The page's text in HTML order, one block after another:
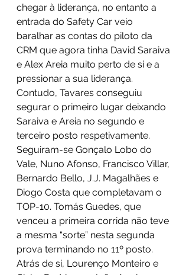
chegar à liderança, no entanto a
entrada do Safety Car veio
baralhar as contas do piloto da
CRM que agora tinha David Saraiva
e Alex Areia muito perto de si e a
pressionar a sua liderança.
Contudo, Tavares conseguiu
segurar o primeiro lugar deixando
Saraiva e Areia no segundo e
terceiro posto respetivamente.
Seguiram-se Gonçalo Lobo do
Vale, Nuno Afonso, Francisco Villar,
Bernardo Bello, J.J. Magalhães e
Diogo Costa que completavam o
TOP-10. Tomás Guedes, que
venceu a primeira corrida não teve
a mesma “sorte” nesta segunda
prova terminando no 11º posto.
Atrás de si, Lourenço Monteiro e